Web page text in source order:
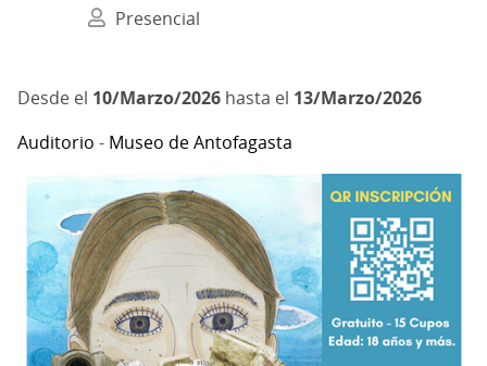
Presencial
10/Marzo/2026 hasta el 13/Marzo/2026
Auditorio - Museo de Antofagasta